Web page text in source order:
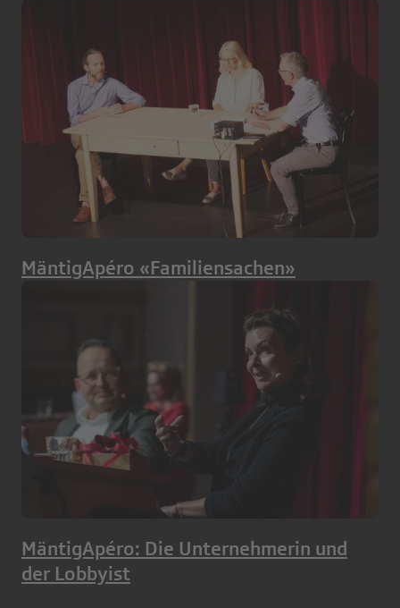
MäntigApéro «Familiensachen»
MäntigApéro: Die Unternehmerin und
der Lobbyist